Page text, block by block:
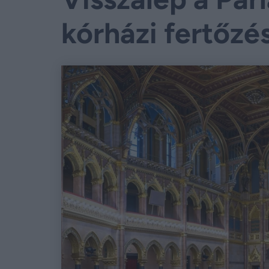
kórházi